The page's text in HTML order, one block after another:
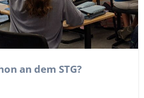
an dem STG?